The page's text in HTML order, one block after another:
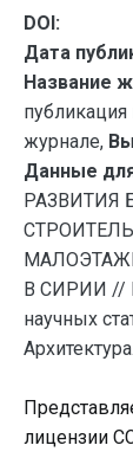
DOI:
Дата
Название
журнале,
Данные
РАЗВИТИЯ
В СИРИИ //
научных
лицензии